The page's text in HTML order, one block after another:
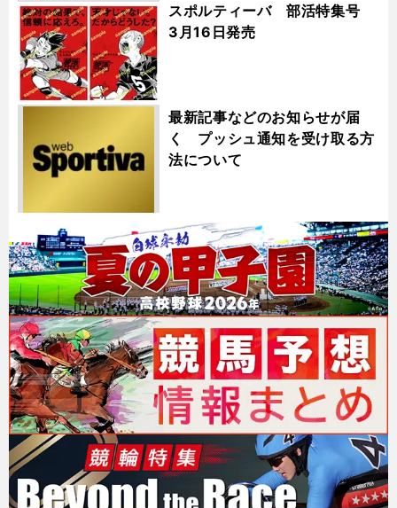
スポルティーバ 部活特集号
3月16日発売
最新記事などのお知らせが届
く プッシュ通知を受け取る方
法について